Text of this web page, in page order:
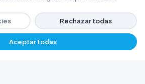
Rechazar todas
Aceptar todas